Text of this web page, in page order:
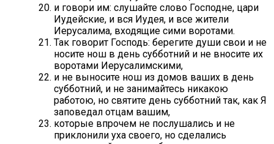
и говори им: слушайте слово Господне, цари
Иудейские, и вся Иудея, и все жители
Иерусалима, входящие сими воротами.
Так говорит Господь: берегите души свои и не
носите нош в день субботний и не вносите их
воротами Иерусалимскими,
и не выносите нош из домов ваших в день
субботний, и не занимайтесь никакою
работою, но святите день субботний так, как Я
заповедал отцам вашим,
которые впрочем не послушались и не
приклонили уха своего, но сделались